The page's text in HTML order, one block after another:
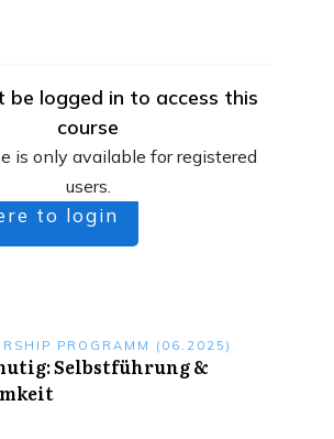
be logged in to access this
course
is only available for registered
users.
to login
PROGRAMM (06.2025)
Selbstführung &